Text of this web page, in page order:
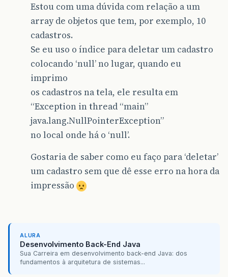
Estou com uma dúvida com relação a um
array de objetos que tem, por exemplo, 10
cadastros.
Se eu uso o índice para deletar um cadastro
colocando ‘null’ no lugar, quando eu
imprimo
os cadastros na tela, ele resulta em
“Exception in thread “main”
java.lang.NullPointerException”
no local onde há o ‘null’.
Gostaria de saber como eu faço para ‘deletar’
um cadastro sem que dê esse erro na hora da
impressão
ALURA
Desenvolvimento Back-End Java
Sua Carreira em desenvolvimento back-end Java: dos
fundamentos à arquitetura de sistemas...